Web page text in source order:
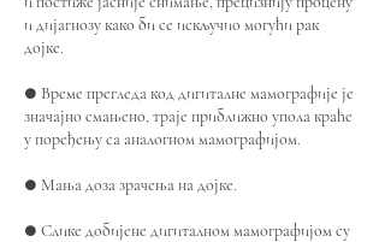
и дијагнозу како би се искључио могући рак
дојке.
● Време прегледа код дигиталне мамографије је
значајно смањено, траје приближно упола краће
у поређењу са аналогном мамографијом.
● Мања доза зрачења на дојке.
● Слике добијене дигиталном мамографијом су